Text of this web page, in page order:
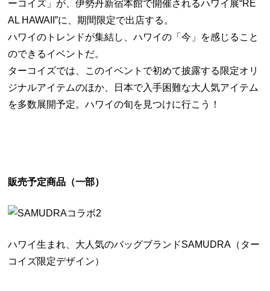
ーコイズ」が、伊勢丹新宿本館で開催されるハワイ展“RE
AL HAWAII”に、期間限定で出店する。
ハワイのトレンドが集結し、ハワイの「今」を感じること
のできるイベントだ。
ターコイズでは、このイベントで初めて披露する限定オリ
ジナルアイテムのほか、日本で入手困難な大人気アイテム
を多数展開予定。ハワイの旬を見つけに行こう！
販売予定商品（一部）
ハワイ生まれ、大人気のバッグブランドSAMUDRA（ター
コイズ限定デザイン）